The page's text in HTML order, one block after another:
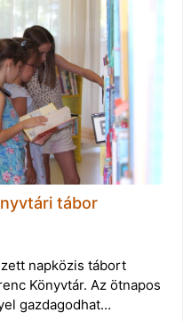
tábor
napközis tábort
Könyvtár. Az ötnapos
gazdagodhat…